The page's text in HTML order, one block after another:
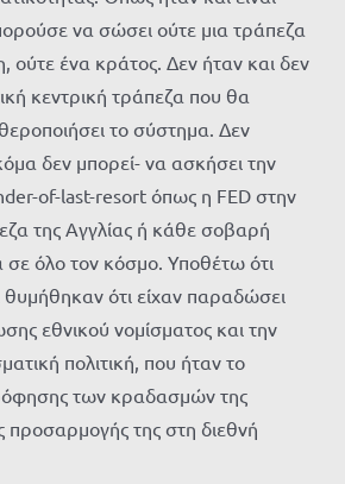
να σώσει ούτε μια τράπεζα
ούτε ένα κράτος. Δεν ήταν και δεν
κεντρική τράπεζα που θα
το σύστημα. Δεν
δεν μπορεί- να ασκήσει την
of-last-resort όπως η FED στην
της Αγγλίας ή κάθε σοβαρή
σε όλο τον κόσμο. Υποθέτω ότι
θυμήθηκαν ότι είχαν παραδώσει
εθνικού νομίσματος και την
πολιτική, που ήταν το
των κραδασμών της
προσαρμογής της στη διεθνή